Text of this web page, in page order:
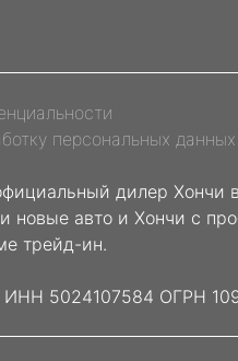
персональных данных
дилер Хончи
новые авто и Хончи с
трейд-ин.
5024107584 ОГРН